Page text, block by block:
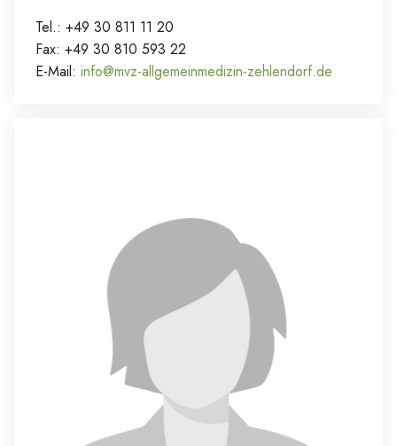
Tel.: +49 30 811 11 20
Fax: +49 30 810 593 22
E-Mail: info@mvz-allgemeinmedizin-zehlendorf.de